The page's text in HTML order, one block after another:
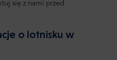
się z nami przed
o lotnisku w